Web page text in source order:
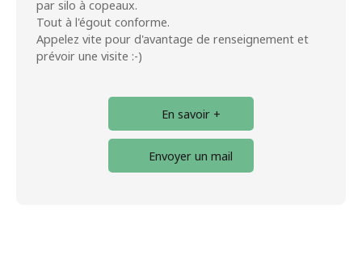
par silo à copeaux.
Tout à l'égout conforme.
Appelez vite pour d'avantage de renseignement et
prévoir une visite :-)
En savoir +
Envoyer un mail